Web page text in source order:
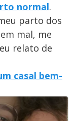
normal.
parto dos
mal, me
relato de
casal bem-